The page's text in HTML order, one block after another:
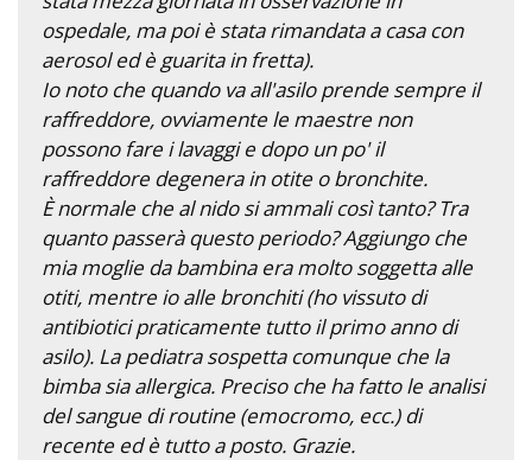
ospedale, ma poi è stata rimandata a casa con
aerosol ed è guarita in fretta).
Io noto che quando va all'asilo prende sempre il
raffreddore, ovviamente le maestre non
possono fare i lavaggi e dopo un po' il
raffreddore degenera in otite o bronchite.
È normale che al nido si ammali così tanto? Tra
quanto passerà questo periodo? Aggiungo che
mia moglie da bambina era molto soggetta alle
otiti, mentre io alle bronchiti (ho vissuto di
antibiotici praticamente tutto il primo anno di
asilo). La pediatra sospetta comunque che la
bimba sia allergica. Preciso che ha fatto le analisi
del sangue di routine (emocromo, ecc.) di
recente ed è tutto a posto. Grazie.